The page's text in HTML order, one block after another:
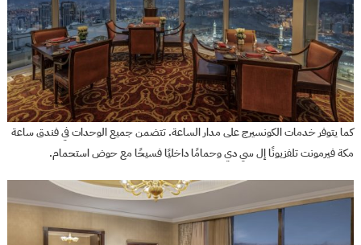
كما يتوفر خدمات الكونسيرج على مدار الساعة. تتضمن جميع الوحدات في فندق ساعة
مكة فيرمونت تلفزيونًا إل سي دي وحمامًا داخليًا فسيحًا مع حوض استحمام.